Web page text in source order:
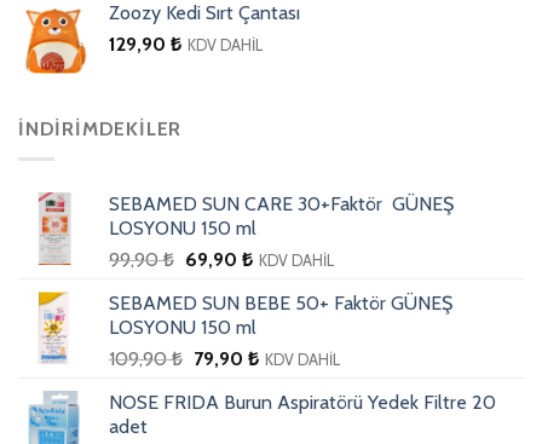
Zoozy Kedi Sırt Çantası
129,90 ₺ KDV DAHİL
İNDIRIMDEKILER
SEBAMED SUN CARE 30+Faktör GÜNEŞ
LOSYONU 150 ml
99,90₺ 69,90 ₺ KDV DAHİL
SEBAMED SUN BEBE 50+ Faktör GÜNEŞ
LOSYONU 150 ml
109,90₺ 79,90 ₺ KDV DAHİL
NOSE FRIDA Burun Aspiratörü Yedek Filtre 20
adet